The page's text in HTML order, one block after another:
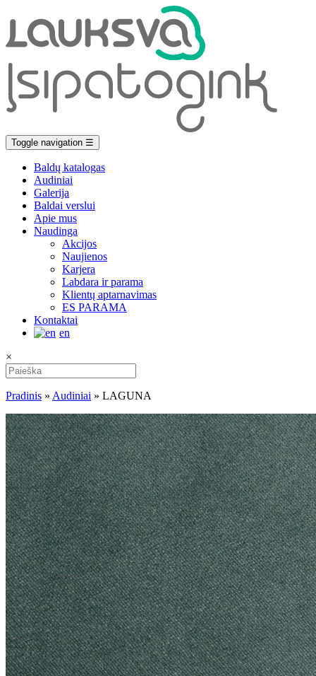
Toggle navigation ☰
Baldų katalogas
Audiniai
Galerija
Baldai verslui
Apie mus
Naudinga
Akcijos
Naujienos
Karjera
Labdara ir parama
Klientų aptarnavimas
ES PARAMA
Kontaktai
en
×
Pradinis » Audiniai » LAGUNA